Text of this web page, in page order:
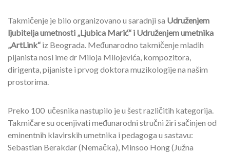
Takmičenje je bilo organizovano u saradnji sa Udruženjem
ljubitelja umetnosti „Ljubica Marić“ i Udruženjem umetnika
„ArtLink“ iz Beograda. Međunarodno takmičenje mladih
pijanista nosi ime dr Miloja Milojevića, kompozitora,
dirigenta, pijaniste i prvog doktora muzikologije na našim
prostorima.
Preko 100 učesnika nastupilo je u šest različitih kategorija.
Takmičare su ocenjivati međunarodni stručni žiri sačinjen od
eminentnih klavirskih umetnika i pedagoga u sastavu:
Sebastian Berakdar (Nemačka), Minsoo Hong (Južna